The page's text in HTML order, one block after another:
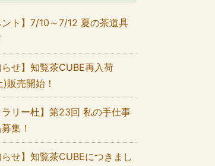
ント】7/10～7/12 夏の茶道具
らせ】知覧茶CUBE再入荷
)販売開始！
ラリー杜】第23回 私の手仕事
集！
らせ】知覧茶CUBEにつきまし